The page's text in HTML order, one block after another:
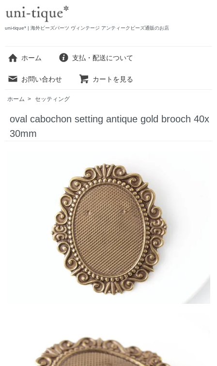
uni-tique* | 海外ビーズパーツ ヴィンテージ アンティークビーズ通販のお店
ホーム 支払・配送について
お問い合わせ カートを見る
ホーム > セッティング
oval cabochon setting antique gold brooch 40x
30mm